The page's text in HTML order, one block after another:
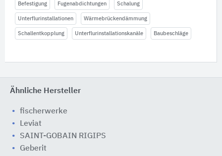
Befestigung Fugenabdichtungen Schalung
Unterflurinstallationen Wärmebrückendämmung
Schallentkopplung Unterflurinstallationskanäle Baubeschläge
Ähnliche Hersteller
fischerwerke
Leviat
SAINT-GOBAIN RIGIPS
Geberit